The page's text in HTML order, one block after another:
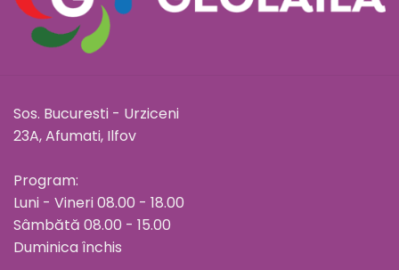
Sos. Bucuresti - Urziceni
23A, Afumati, Ilfov
Program:
Luni - Vineri 08.00 - 18.00
Sâmbătă 08.00 - 15.00
Duminica închis